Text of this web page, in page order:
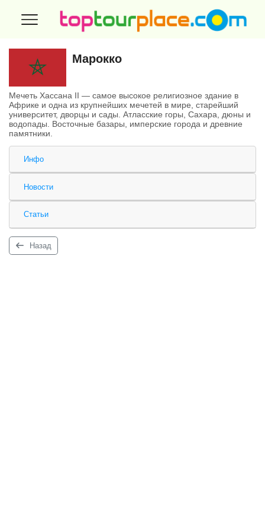
Марокко
Мечеть Хассана II — самое высокое религиозное здание в
Африке и одна из крупнейших мечетей в мире, старейший
университет, дворцы и сады. Атласские горы, Сахара, дюны и
водопады. Восточные базары, имперские города и древние
памятники.
Инфо
Новости
Статьи
Назад